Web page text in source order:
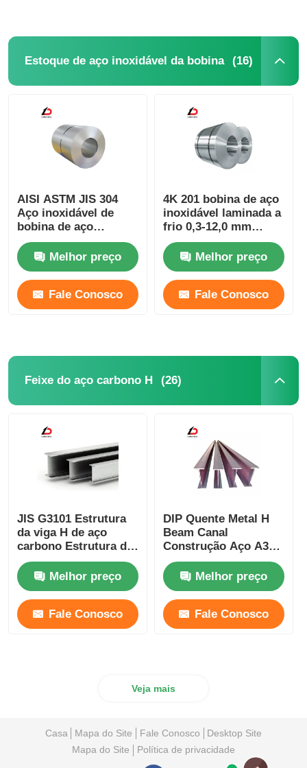
Estoque de aço inoxidável da bobina (16)
AISI ASTM JIS 304
Aço inoxidável de
bobina de aço
laminado a frio para
decoraçãoMelhor preço
Fale Conosco
4K 201 bobina de aço
inoxidável laminada a
frio 0,3-12,0 mm
2b/Ba/n.o 1/n.o 4
Melhor preço
Fale Conosco
Feixe do aço carbono H (26)
JIS G3101 Estrutura
da viga H de aço
carbono Estrutura da
viga H de aço
galvanizado W12 X 65
Melhor preço
Fale Conosco
DIP Quente Metal H
Beam Canal
Construção Aço A36 /
Ss400 / S235jr
Melhor preço
Fale Conosco
Veja mais
Casa Mapa do Site Fale Conosco
Desktop Site
Mapa do Site
Política de privacidade